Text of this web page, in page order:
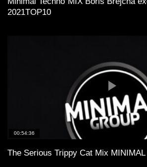
2021TOP10
00:54:36
The Serious Trippy Cat Mix